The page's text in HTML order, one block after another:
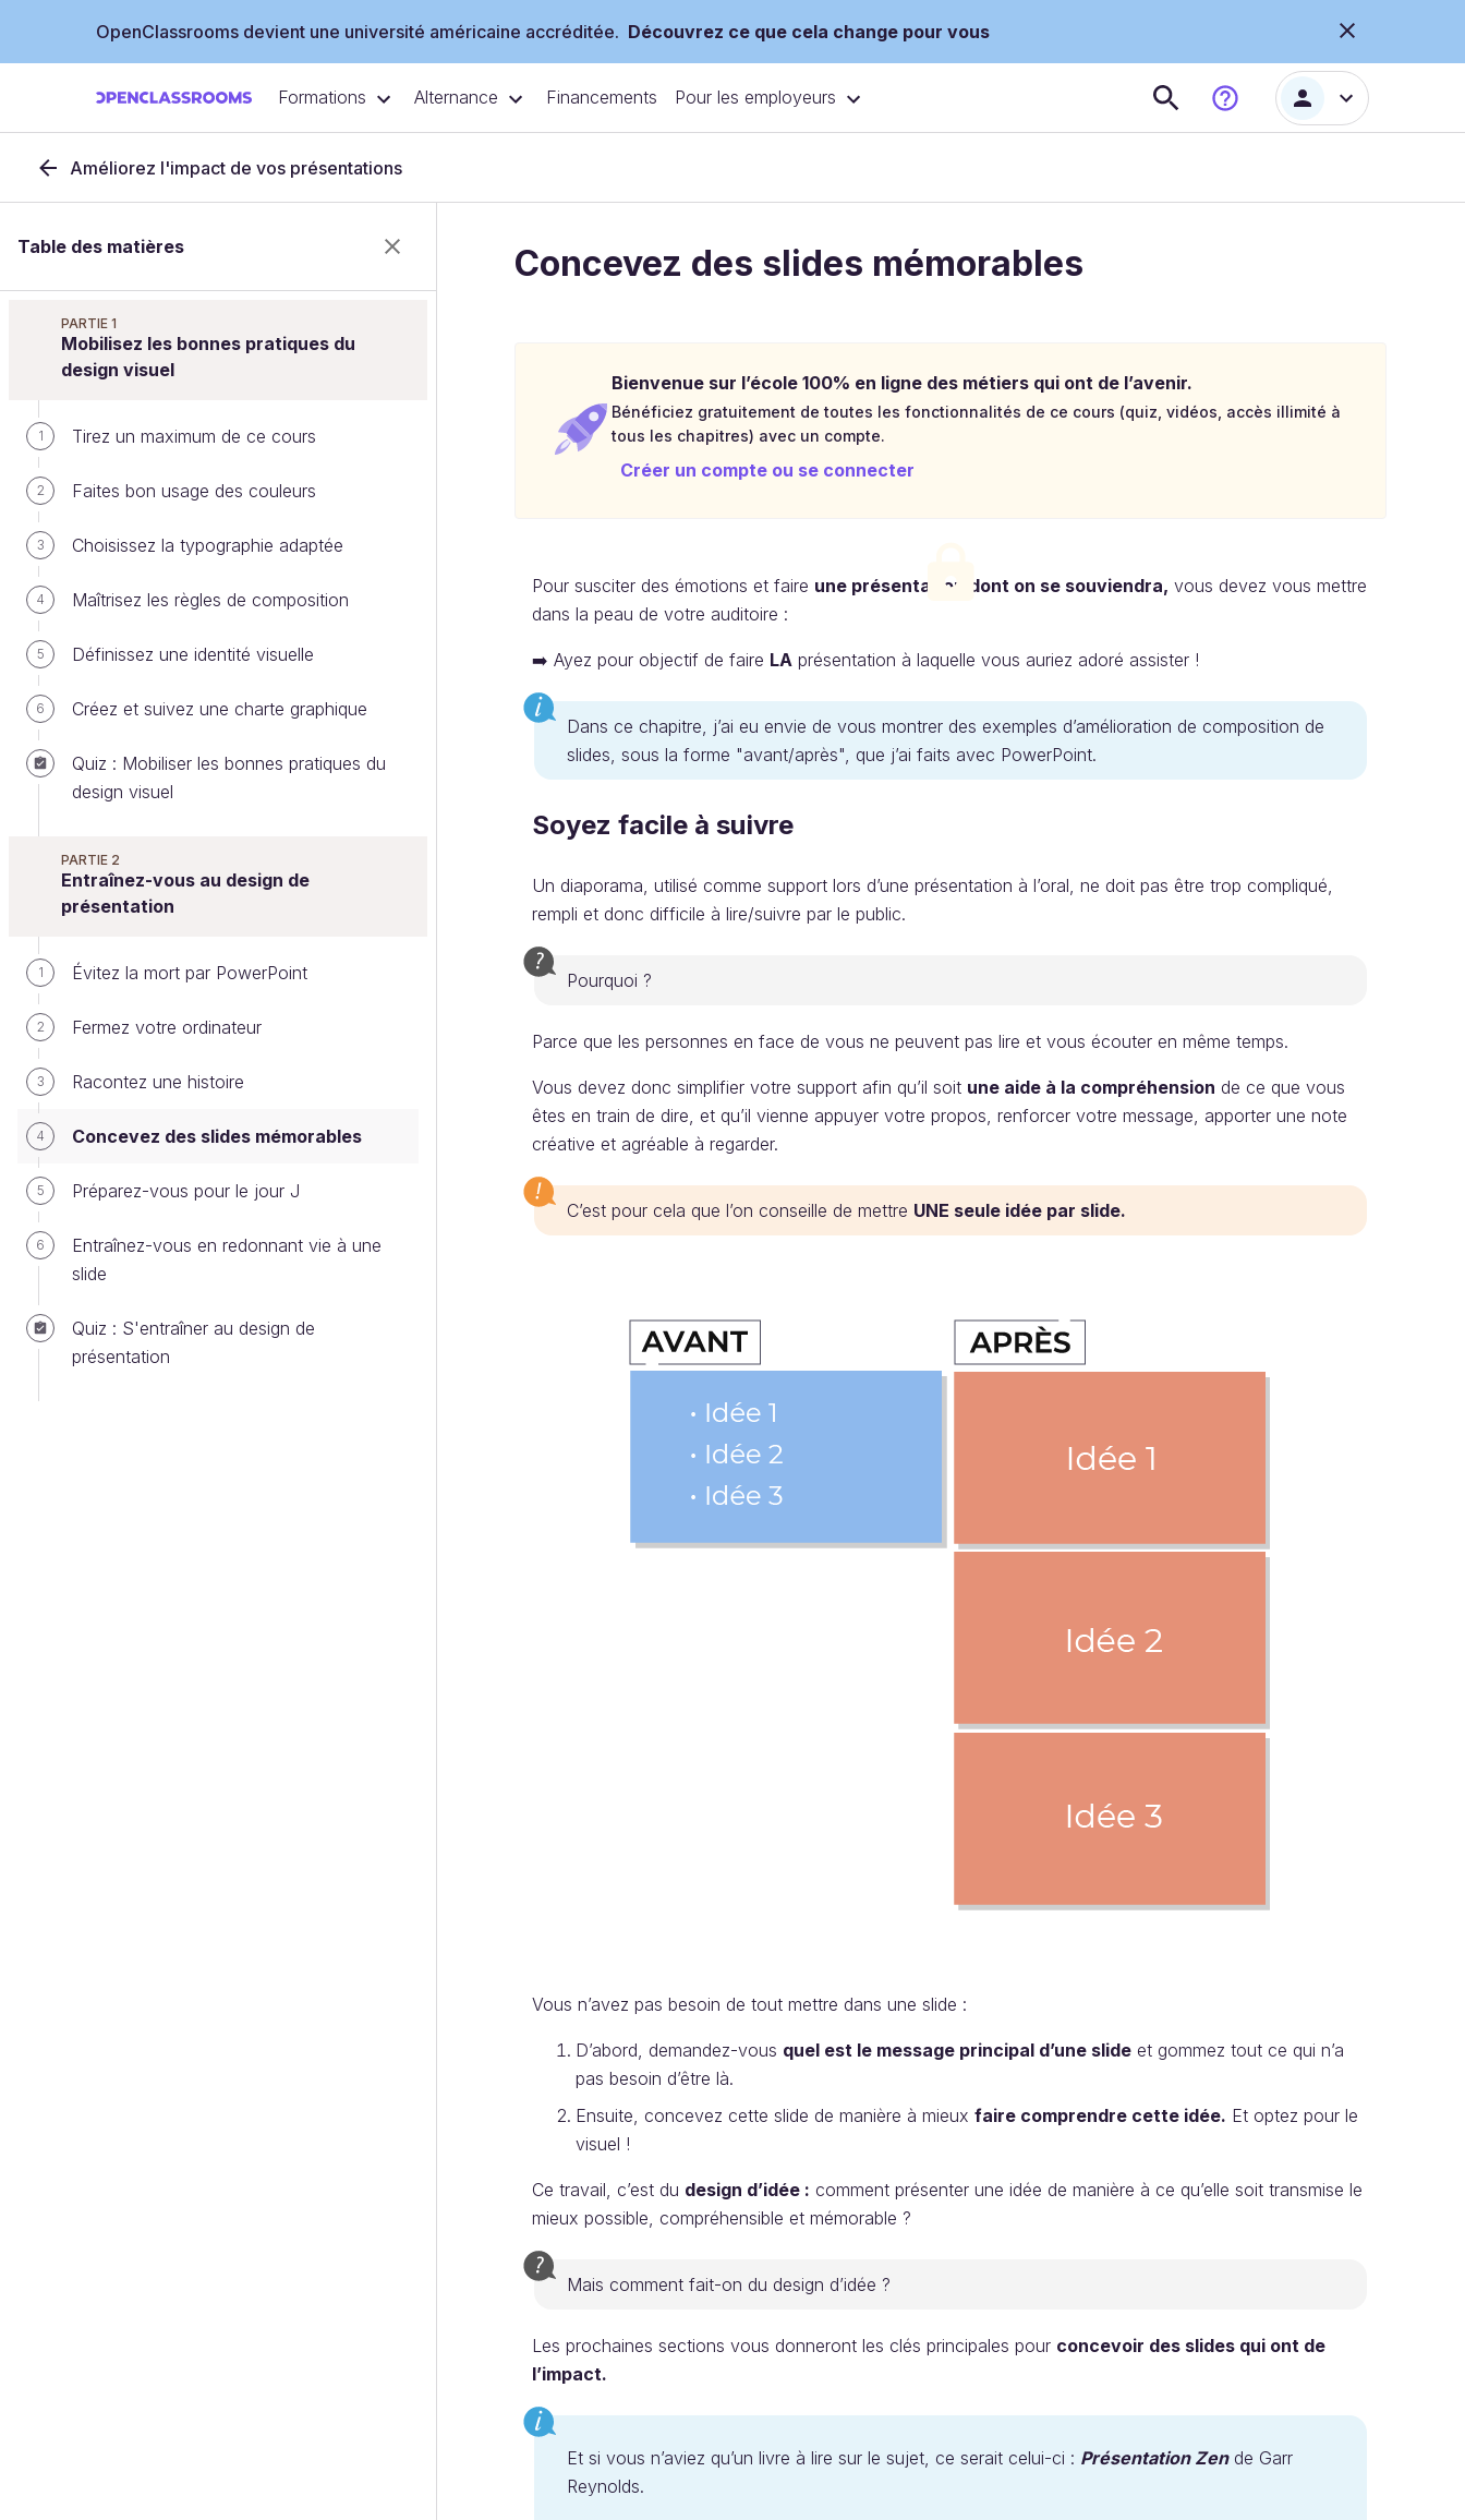
OpenClassrooms devient une université américaine accréditée. Découvrez ce que cela change pour vous
Formations Alternance Financements Pour les employeurs
Améliorez l'impact de vos présentations
Table des matières
PARTIE 1
Mobilisez les bonnes pratiques du
design visuel
1 Tirez un maximum de ce cours
2 Faites bon usage des couleurs
3 Choisissez la typographie adaptée
4 Maîtrisez les règles de composition
5 Définissez une identité visuelle
6 Créez et suivez une charte graphique
Quiz : Mobiliser les bonnes pratiques du
design visuel
PARTIE 2
Entraînez-vous au design de
présentation
1 Évitez la mort par PowerPoint
2 Fermez votre ordinateur
3 Racontez une histoire
4 Concevez des slides mémorables
5 Préparez-vous pour le jour J
6
Entraînez-vous en redonnant vie à une
slide
Quiz : S'entraîner au design de
présentation
Concevez des slides mémorables
Bienvenue sur l’école 100% en ligne des métiers qui ont de l’avenir.
Bénéficiez gratuitement de toutes les fonctionnalités de ce cours (quiz, vidéos, accès illimité à
tous les chapitres) avec un compte.
Créer un compte ou se connecter
Pour susciter des émotions et faire une présentation dont on se souviendra, vous devez vous mettre
dans la peau de votre auditoire :
➡️ Ayez pour objectif de faire LA présentation à laquelle vous auriez adoré assister !
Dans ce chapitre, j’ai eu envie de vous montrer des exemples d’amélioration de composition de
slides, sous la forme "avant/après", que j’ai faits avec PowerPoint.
Soyez facile à suivre
Un diaporama, utilisé comme support lors d’une présentation à l’oral, ne doit pas être trop compliqué,
rempli et donc difficile à lire/suivre par le public.
Pourquoi ?
Parce que les personnes en face de vous ne peuvent pas lire et vous écouter en même temps.
Vous devez donc simplifier votre support afin qu’il soit une aide à la compréhension de ce que vous
êtes en train de dire, et qu’il vienne appuyer votre propos, renforcer votre message, apporter une note
créative et agréable à regarder.
C’est pour cela que l’on conseille de mettre UNE seule idée par slide.
Vous n’avez pas besoin de tout mettre dans une slide :
D’abord, demandez-vous quel est le message principal d’une slide et gommez tout ce qui n’a
pas besoin d’être là.
Ensuite, concevez cette slide de manière à mieux faire comprendre cette idée. Et optez pour le
visuel !
Ce travail, c’est du design d’idée : comment présenter une idée de manière à ce qu’elle soit transmise le
mieux possible, compréhensible et mémorable ?
Mais comment fait-on du design d’idée ?
Les prochaines sections vous donneront les clés principales pour concevoir des slides qui ont de
l’impact.
Et si vous n’aviez qu’un livre à lire sur le sujet, ce serait celui-ci : Présentation Zende Garr
Reynolds.